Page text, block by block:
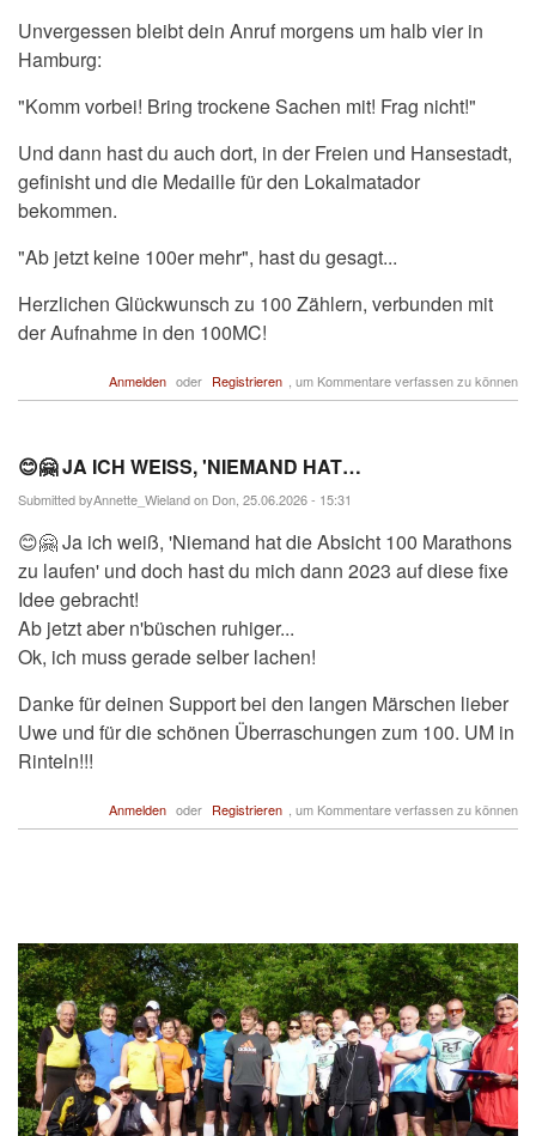
Unvergessen bleibt dein Anruf morgens um halb vier in
Hamburg:
"Komm vorbei! Bring trockene Sachen mit! Frag nicht!"
Und dann hast du auch dort, in der Freien und Hansestadt,
gefinisht und die Medaille für den Lokalmatador
bekommen.
"Ab jetzt keine 100er mehr", hast du gesagt...
Herzlichen Glückwunsch zu 100 Zählern, verbunden mit
der Aufnahme in den 100MC!
Anmelden oder Registrieren , um Kommentare verfassen zu können
😊🤗 JA ICH WEISS, 'NIEMAND HAT…
Submitted byAnnette_Wielandon Don, 25.06.2026 - 15:31
😊🤗 Ja ich weiß, 'Niemand hat die Absicht 100 Marathons
zu laufen' und doch hast du mich dann 2023 auf diese fixe
Idee gebracht!
Ab jetzt aber n'büschen ruhiger...
Ok, ich muss gerade selber lachen!
Danke für deinen Support bei den langen Märschen lieber
Uwe und für die schönen Überraschungen zum 100. UM in
Rinteln!!!
Anmelden oder Registrieren , um Kommentare verfassen zu können